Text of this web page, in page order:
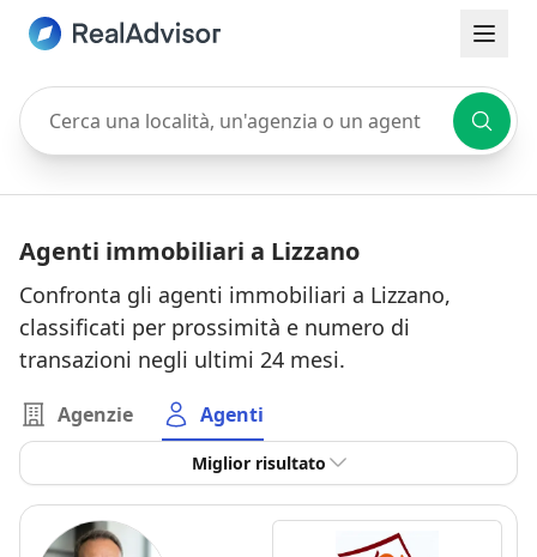
Cerca una località, un'agenzia o un agente
Agenti immobiliari a Lizzano
Confronta gli agenti immobiliari a Lizzano,
classificati per prossimità e numero di
transazioni negli ultimi 24 mesi.
Agenzie Agenti
Miglior risultato